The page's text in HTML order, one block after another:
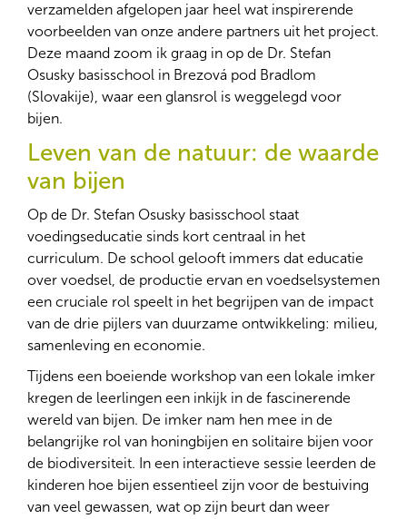
verzamelden afgelopen jaar heel wat inspirerende
voorbeelden van onze andere partners uit het project.
Deze maand zoom ik graag in op de Dr. Stefan
Osusky basisschool in Brezová pod Bradlom
(Slovakije), waar een glansrol is weggelegd voor
bijen.
Leven van de natuur: de waarde
van bijen
Op de Dr. Stefan Osusky basisschool staat
voedingseducatie sinds kort centraal in het
curriculum. De school gelooft immers dat educatie
over voedsel, de productie ervan en voedselsystemen
een cruciale rol speelt in het begrijpen van de impact
van de drie pijlers van duurzame ontwikkeling: milieu,
samenleving en economie.
Tijdens een boeiende workshop van een lokale imker
kregen de leerlingen een inkijk in de fascinerende
wereld van bijen. De imker nam hen mee in de
belangrijke rol van honingbijen en solitaire bijen voor
de biodiversiteit. In een interactieve sessie leerden de
kinderen hoe bijen essentieel zijn voor de bestuiving
van veel gewassen, wat op zijn beurt dan weer